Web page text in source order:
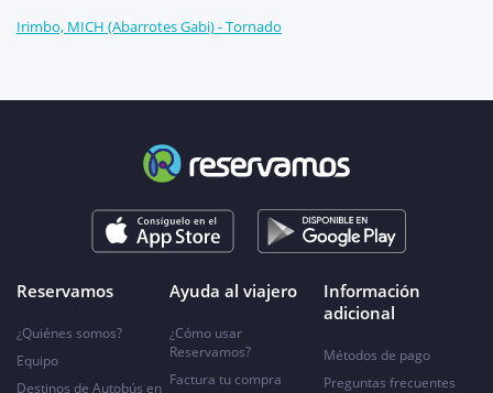
Irimbo, MICH (Abarrotes Gabi) - Tornado
Reservamos
¿Quiénes somos?
Equipo
Destinos de Autobús en
Ayuda al viajero
¿Cómo usar
Reservamos?
Factura tu compra
Información
adicional
Métodos de pago
Preguntas frecuentes